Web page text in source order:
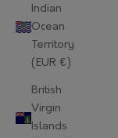
Indian
Ocean
Territory
(EUR €)
British
Virgin
Islands